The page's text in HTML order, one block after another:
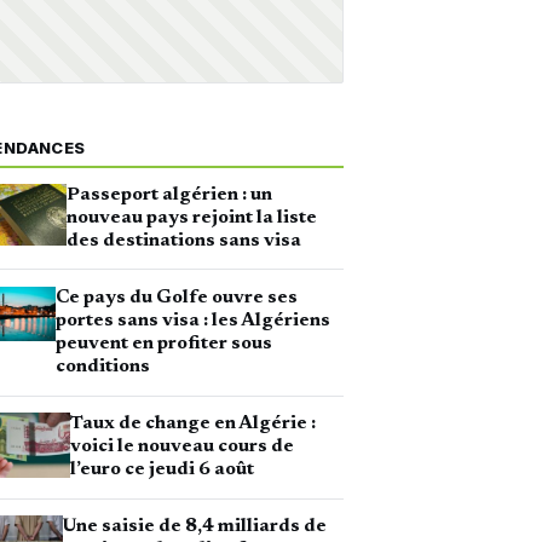
Passeport algérien : un
nouveau pays rejoint la liste
des destinations sans visa
Ce pays du Golfe ouvre ses
portes sans visa : les Algériens
peuvent en profiter sous
conditions
Taux de change en Algérie :
voici le nouveau cours de
l’euro ce jeudi 6 août
Une saisie de 8,4 milliards de